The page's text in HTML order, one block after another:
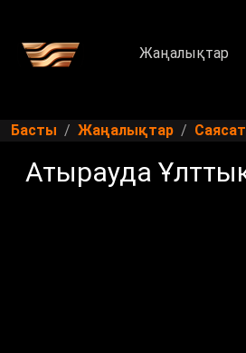
Жаңалықтар
Басты Жаңалықтар Саясат
Атырауда